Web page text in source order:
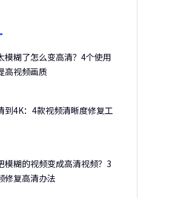
模糊了怎么变高清？4个使用
高视频画质
到4K：4款视频清晰度修复工
模糊的视频变成高清视频？3
修复高清办法